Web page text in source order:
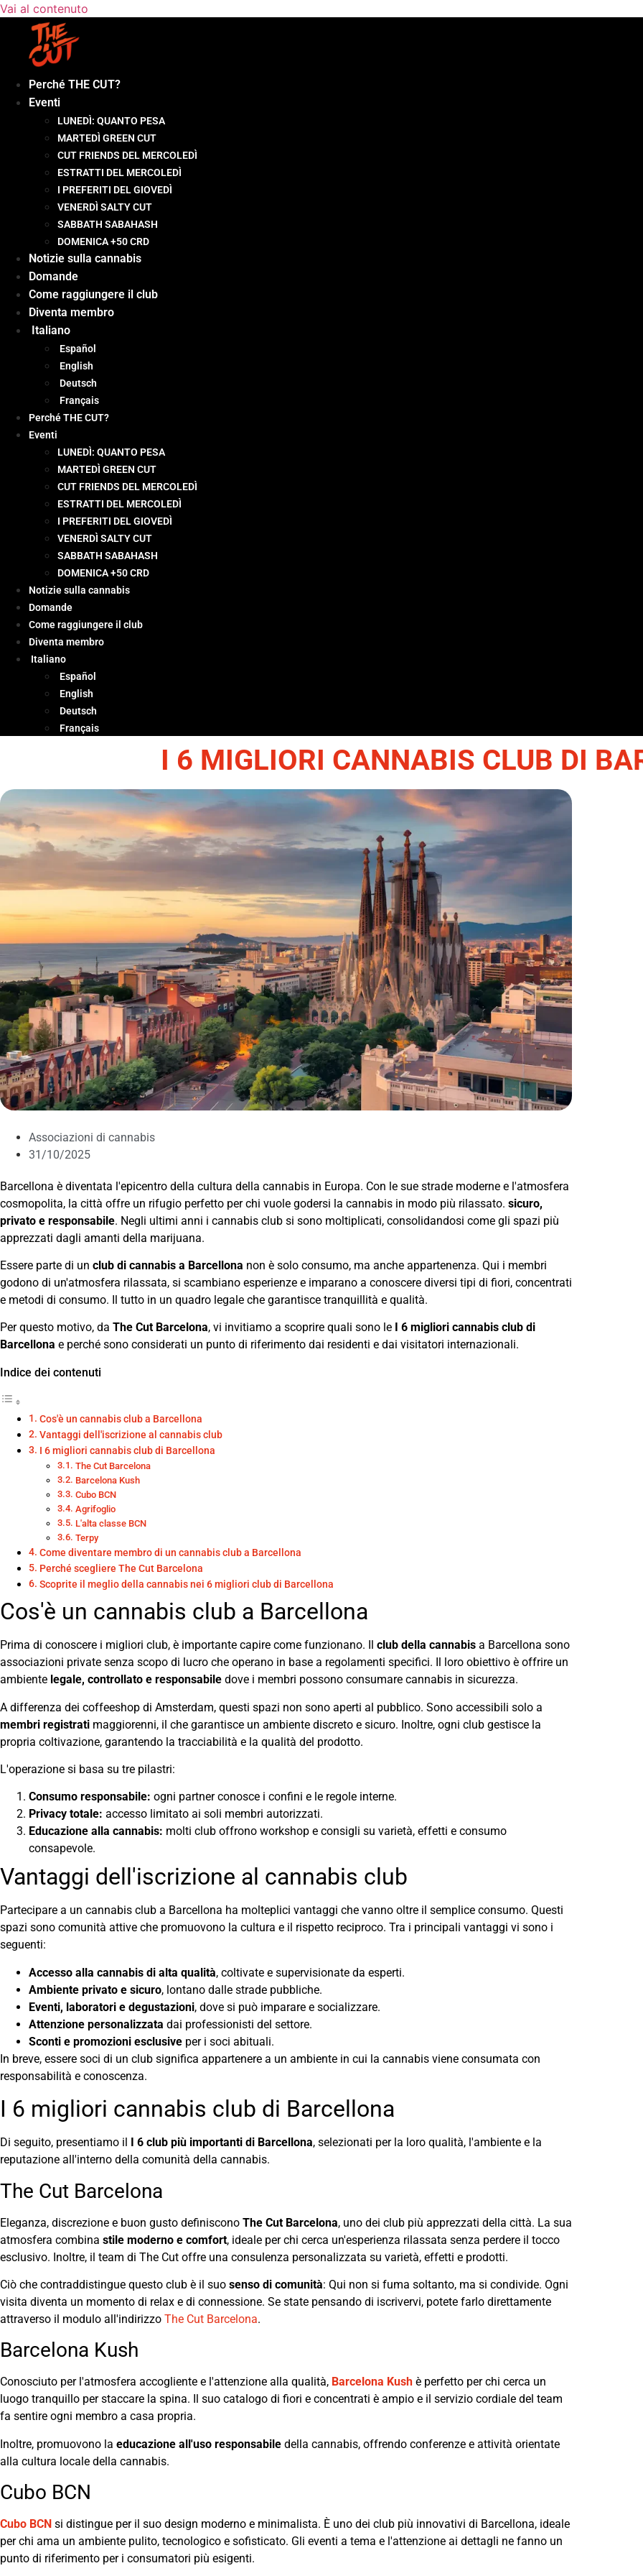
Vai al contenuto
Perché THE CUT?
Eventi
LUNEDÌ: QUANTO PESA
MARTEDÌ GREEN CUT
CUT FRIENDS DEL MERCOLEDÌ
ESTRATTI DEL MERCOLEDÌ
I PREFERITI DEL GIOVEDÌ
VENERDÌ SALTY CUT
SABBATH SABAHASH
DOMENICA +50 CRD
Notizie sulla cannabis
Domande
Come raggiungere il club
Diventa membro
Italiano
Español
English
Deutsch
Français
Perché THE CUT?
Eventi
LUNEDÌ: QUANTO PESA
MARTEDÌ GREEN CUT
CUT FRIENDS DEL MERCOLEDÌ
ESTRATTI DEL MERCOLEDÌ
I PREFERITI DEL GIOVEDÌ
VENERDÌ SALTY CUT
SABBATH SABAHASH
DOMENICA +50 CRD
Notizie sulla cannabis
Domande
Come raggiungere il club
Diventa membro
Italiano
Español
English
Deutsch
Français
I 6 MIGLIORI CANNABIS CLUB DI
Associazioni di cannabis
31/10/2025
Barcellona è diventata l'epicentro della cultura della cannabis in Europa. Con le sue strade moderne e l'atmosfera
cosmopolita, la città offre un rifugio perfetto per chi vuole godersi la cannabis in modo più rilassato. sicuro,
privato e responsabile. Negli ultimi anni i cannabis club si sono moltiplicati, consolidandosi come gli spazi più
apprezzati dagli amanti della marijuana.
Essere parte di un club di cannabis a Barcellona non è solo consumo, ma anche appartenenza. Qui i membri
godono di un'atmosfera rilassata, si scambiano esperienze e imparano a conoscere diversi tipi di fiori, concentrati
e metodi di consumo. Il tutto in un quadro legale che garantisce tranquillità e qualità.
Per questo motivo, da The Cut Barcelona, vi invitiamo a scoprire quali sono le
I 6 migliori cannabis club di
Barcellona e perché sono considerati un punto di riferimento dai residenti e dai visitatori internazionali.
Indice dei contenuti
Cos'è un cannabis club a Barcellona
Vantaggi dell'iscrizione al cannabis club
I 6 migliori cannabis club di Barcellona
The Cut Barcelona
Barcelona Kush
Cubo BCN
Agrifoglio
L'alta classe BCN
Terpy
Come diventare membro di un cannabis club a Barcellona
Perché scegliere The Cut Barcelona
Scoprite il meglio della cannabis nei 6 migliori club di Barcellona
Cos'è un cannabis club a Barcellona
Prima di conoscere i migliori club, è importante capire come funzionano. Il club della cannabis a Barcellona sono
associazioni private senza scopo di lucro che operano in base a regolamenti specifici. Il loro obiettivo è offrire un
ambiente legale, controllato e responsabile dove i membri possono consumare cannabis in sicurezza.
A differenza dei coffeeshop di Amsterdam, questi spazi non sono aperti al pubblico. Sono accessibili solo a
membri registrati maggiorenni, il che garantisce un ambiente discreto e sicuro. Inoltre, ogni club gestisce la
propria coltivazione, garantendo la tracciabilità e la qualità del prodotto.
L'operazione si basa su tre pilastri:
Consumo responsabile: ogni partner conosce i confini e le regole interne.
Privacy totale: accesso limitato ai soli membri autorizzati.
Educazione alla cannabis: molti club offrono workshop e consigli su varietà, effetti e consumo
consapevole.
Vantaggi dell'iscrizione al cannabis club
Partecipare a un cannabis club a Barcellona ha molteplici vantaggi che vanno oltre il semplice consumo. Questi
spazi sono comunità attive che promuovono la cultura e il rispetto reciproco. Tra i principali vantaggi vi sono i
seguenti:
Accesso alla cannabis di alta qualità, coltivate e supervisionate da esperti.
Ambiente privato e sicuro, lontano dalle strade pubbliche.
Eventi, laboratori e degustazioni, dove si può imparare e socializzare.
Attenzione personalizzata dai professionisti del settore.
Sconti e promozioni esclusive per i soci abituali.
In breve, essere soci di un club significa appartenere a un ambiente in cui la cannabis viene consumata con
responsabilità e conoscenza.
I 6 migliori cannabis club di Barcellona
Di seguito, presentiamo il I 6 club più importanti di Barcellona, selezionati per la loro qualità, l'ambiente e la
reputazione all'interno della comunità della cannabis.
The Cut Barcelona
Eleganza, discrezione e buon gusto definiscono The Cut Barcelona, uno dei club più apprezzati della città. La sua
atmosfera combina stile moderno e comfort, ideale per chi cerca un'esperienza rilassata senza perdere il tocco
esclusivo. Inoltre, il team di The Cut offre una consulenza personalizzata su varietà, effetti e prodotti.
Ciò che contraddistingue questo club è il suo senso di comunità: Qui non si fuma soltanto, ma si condivide. Ogni
visita diventa un momento di relax e di connessione. Se state pensando di iscrivervi, potete farlo direttamente
attraverso il modulo all'indirizzo The Cut Barcelona.
Barcelona Kush
Conosciuto per l'atmosfera accogliente e l'attenzione alla qualità, Barcelona Kush è perfetto per chi cerca un
luogo tranquillo per staccare la spina. Il suo catalogo di fiori e concentrati è ampio e il servizio cordiale del team
fa sentire ogni membro a casa propria.
Inoltre, promuovono la educazione all'uso responsabile della cannabis, offrendo conferenze e attività orientate
alla cultura locale della cannabis.
Cubo BCN
Cubo BCN si distingue per il suo design moderno e minimalista. È uno dei club più innovativi di Barcellona, ideale
per chi ama un ambiente pulito, tecnologico e sofisticato. Gli eventi a tema e l'attenzione ai dettagli ne fanno un
punto di riferimento per i consumatori più esigenti.